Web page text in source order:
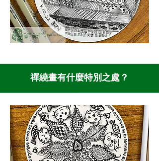
禪繞畫有什麼特別之處？